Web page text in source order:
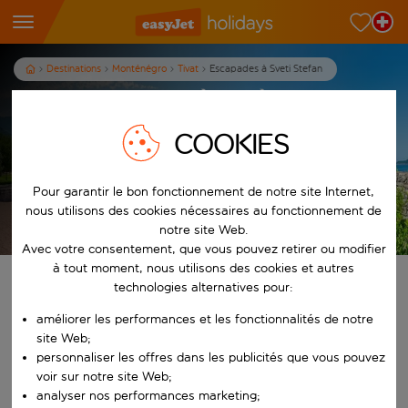
Destinations Monténégro Tivat Escapades à Sveti Stefan
Stefan Monténégro
Afficher les vacances
Trouvez votre séjour de rêve
Commencez à taper pour la saisie automatique. Lorsque les
À partir de
Vers
COOKIES
Pour garantir le bon fonctionnement de notre site Internet,
nous utilisons des cookies nécessaires au fonctionnement de
notre site Web.
Avec votre consentement, que vous pouvez retirer ou modifier
à tout moment, nous utilisons des cookies et autres
technologies alternatives pour:
améliorer les performances et les fonctionnalités de notre
site Web;
personnaliser les offres dans les publicités que vous pouvez
voir sur notre site Web;
analyser nos performances marketing;